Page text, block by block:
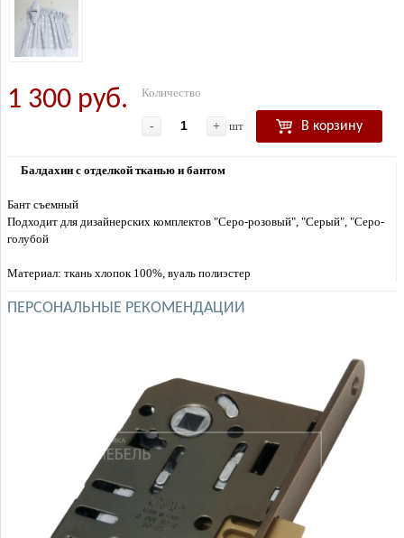
1 300 руб. Количество
- + шт В корзину
Балдахин с отделкой тканью и бантом
Бант съемный
Подходит для дизайнерских комплектов "Серо-розовый", "Серый", "Серо-
голубой
Материал: ткань хлопок 100%, вуаль полиэстер
ПЕРСОНАЛЬНЫЕ РЕКОМЕНДАЦИИ